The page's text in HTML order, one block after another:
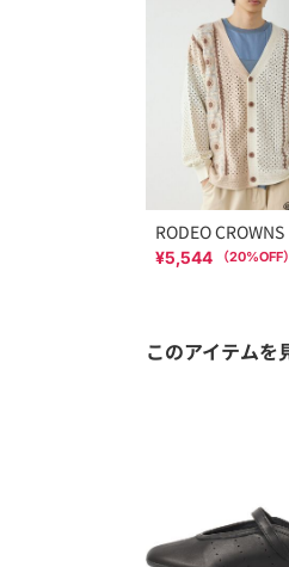
RODEO CROWNS
¥5,544 （20%OFF）